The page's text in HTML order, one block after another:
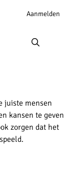
Account
Aanmelden
juiste mensen
kansen te geven
zorgen dat het